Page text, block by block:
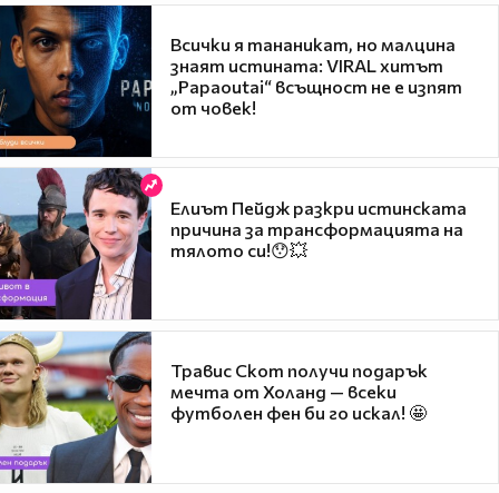
Всички я тананикат, но малцина
знаят истината: VIRAL хитът
„Papaoutai“ всъщност не е изпят
от човек!
Елиът Пейдж разкри истинската
причина за трансформацията на
тялото си!😯💥
Травис Скот получи подарък
мечта от Холанд — всеки
футболен фен би го искал! 🤩